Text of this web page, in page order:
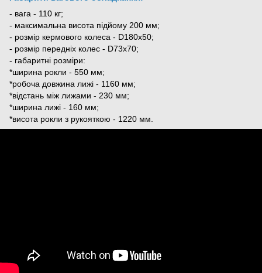
- вага - 110 кг;
- максимальна висота підйому 200 мм;
- розмір кермового колеса - D180х50;
- розмір передніх колес - D73x70;
- габаритні розміри:
*ширина рокли - 550 мм;
*робоча довжина лижі - 1160 мм;
*відстань між лижами - 230 мм;
*ширина лижі - 160 мм;
*висота рокли з рукояткою - 1220 мм.